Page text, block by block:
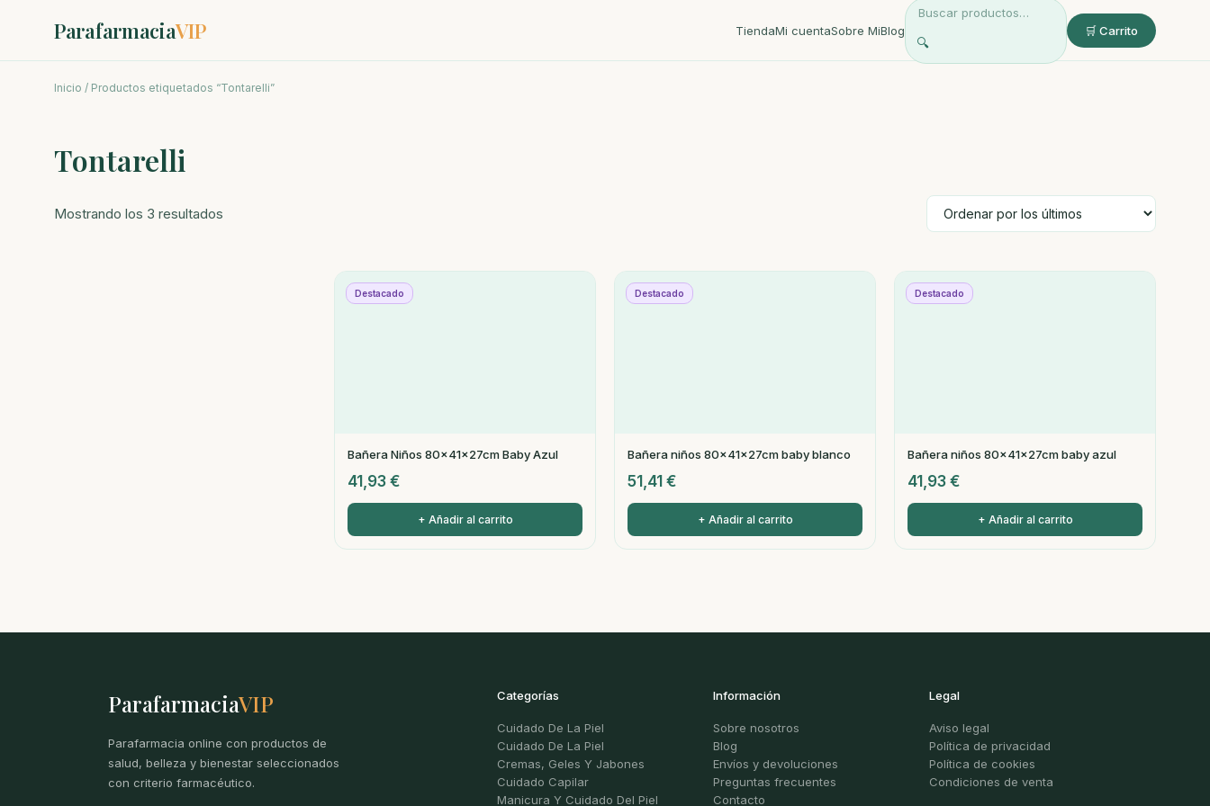
ParafarmaciaVIP TiendaMi cuentaSobre MiBlog
🔍
🛒 Carrito
Inicio / Productos etiquetados “Tontarelli”
Tontarelli
Mostrando los 3 resultados
Destacado
Bañera Niños 80x41x27cm Baby Azul
41,93 €
+ Añadir al carrito
Destacado
Bañera niños 80x41x27cm baby blanco
51,41 €
+ Añadir al carrito
Destacado
Bañera niños 80x41x27cm baby azul
41,93 €
+ Añadir al carrito
ParafarmaciaVIP
Parafarmacia online con productos de
salud, belleza y bienestar seleccionados
con criterio farmacéutico.
Categorías
Cuidado De La Piel
Cuidado De La Piel
Cremas, Geles Y Jabones
Cuidado Capilar
Manicura Y Cuidado Del Piel
Información
Sobre nosotros
Blog
Envíos y devoluciones
Preguntas frecuentes
Contacto
Legal
Aviso legal
Política de privacidad
Política de cookies
Condiciones de venta